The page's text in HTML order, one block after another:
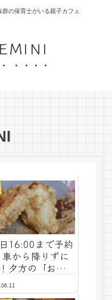
の保育士がいる親子カフェ
日16:00まで予約
車から降りずに
夕方の「おかず
アウト」開始の
せ